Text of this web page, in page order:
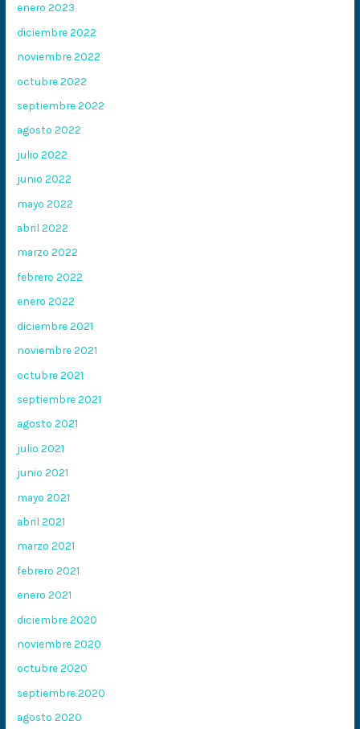
enero 2023
diciembre 2022
noviembre 2022
octubre 2022
septiembre 2022
agosto 2022
julio 2022
junio 2022
mayo 2022
abril 2022
marzo 2022
febrero 2022
enero 2022
diciembre 2021
noviembre 2021
octubre 2021
septiembre 2021
agosto 2021
julio 2021
junio 2021
mayo 2021
abril 2021
marzo 2021
febrero 2021
enero 2021
diciembre 2020
noviembre 2020
octubre 2020
septiembre 2020
agosto 2020